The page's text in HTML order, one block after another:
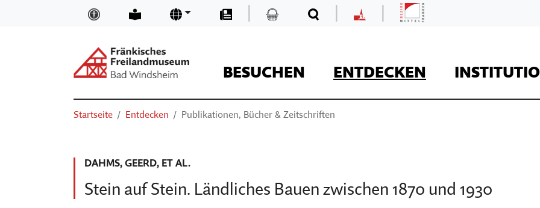
Zum Hauptinhalt springenInklusion und Barrierefreiheit
Leichte Sprache
Sprachen Presse
| Kaufladen | | Mittelfranken
BESUCHEN ENTDECKEN
ORIENTIEREN IM MUSEUM
KURSE
FÖRDERVEREIN
Startseite Entdecken Publikationen, Bücher & Zeitschriften
Stein auf Stein. Ländliches Bauen zwischen 1870 und 1930
DAHMS, GEERD, ET AL.